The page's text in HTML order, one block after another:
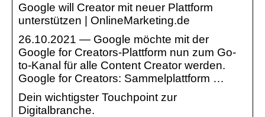
Google will Creator mit neuer Plattform
unterstützen | OnlineMarketing.de
26.10.2021 — Google möchte mit der
Google for Creators-Plattform nun zum Go-
to-Kanal für alle Content Creator werden.
Google for Creators: Sammelplattform …
Dein wichtigster Touchpoint zur
Digitalbranche.